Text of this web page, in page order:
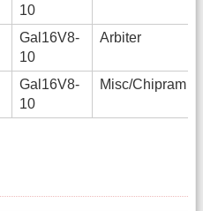
10
Gal16V8-
10
Arbiter
Gal16V8-
10
Misc/Chipram